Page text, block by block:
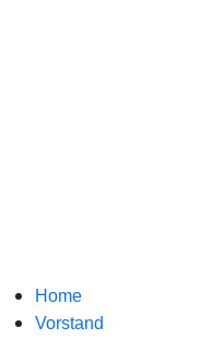
Home
Vorstand